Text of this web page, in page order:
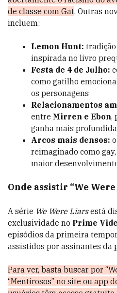
de classe com Gat. Outras
incluem:
Lemon Hunt:
inspirada no livro
Festa de 4 de Julho:
como gatilho
os personagens
Relacionamentos
entre Mirren e Ebon,
ganha mais
Arcos mais densos:
reimaginado como
maior
Onde assistir “We
A série We Were Liarsestá
exclusividade no Prime
episódios da primeira
assistidos por assinantes da
Para ver, basta buscar por
“Mentirosos” no site ou app